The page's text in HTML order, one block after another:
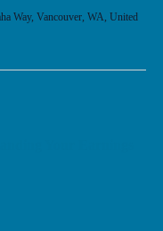
Way, Vancouver, WA, United